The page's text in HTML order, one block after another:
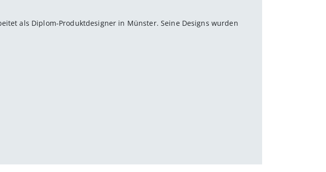
als Diplom-Produktdesigner in Münster. Seine Designs wurden